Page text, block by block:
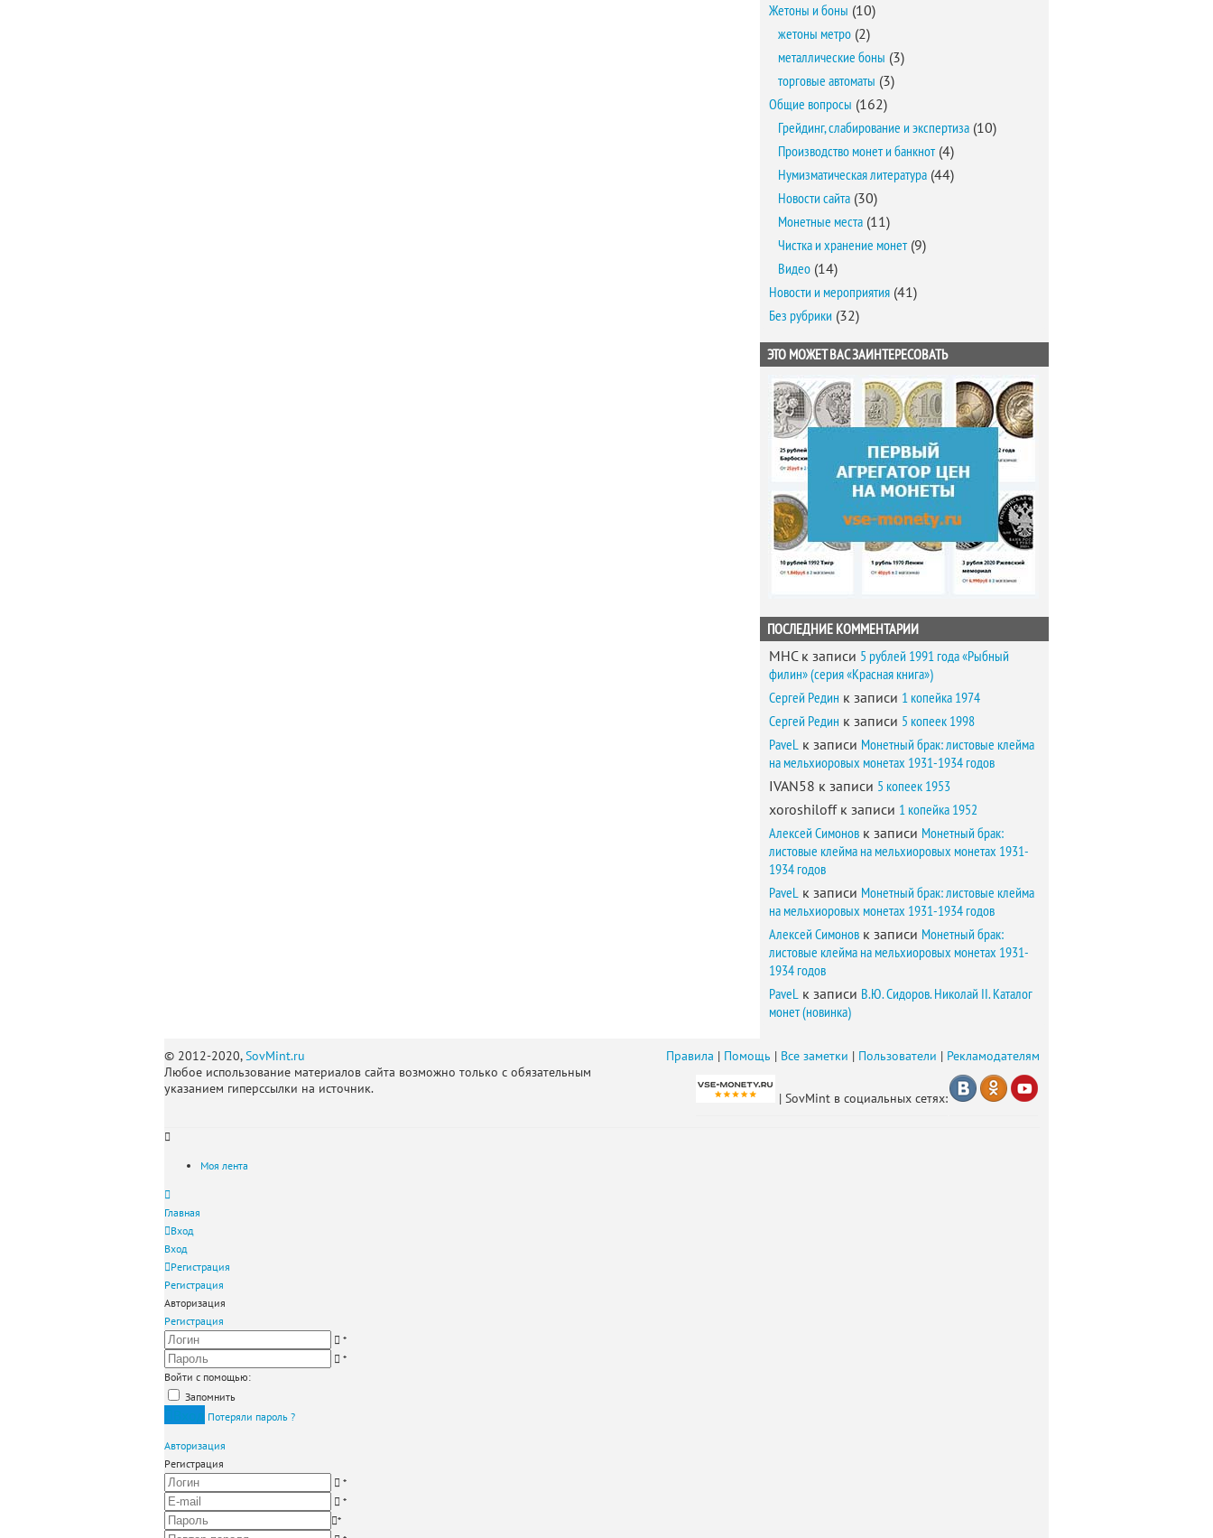
Жетоны и боны (10)
жетоны метро (2)
металлические боны (3)
торговые автоматы (3)
Общие вопросы (162)
Грейдинг, слабирование и экспертиза (10)
Производство монет и банкнот(4)
Нумизматическая литература (44)
Новости сайта (30)
Монетные места (11)
Чистка и хранение монет(9)
Видео (14)
Новости и мероприятия (41)
Без рубрики (32)
ЭТО МОЖЕТ ВАС ЗАИНТЕРЕСОВАТЬ
ПОСЛЕДНИЕ КОММЕНТАРИИ
MHCк записи 5 рублей 1991 года «Рыбный
филин» (серия «Красная книга»)
Сергей Редин к записи 1 копейка 1974
Сергей Редин к записи 5 копеек 1998
PaveL к записи Монетный брак: листовые клейма
на мельхиоровых монетах 1931-1934 годов
IVAN58 к записи 5 копеек 1953
xoroshiloffк записи 1 копейка 1952
Алексей Симонов к записи Монетный брак:
листовые клейма на мельхиоровых монетах 1931-
1934 годов
PaveL к записи Монетный брак: листовые клейма
на мельхиоровых монетах 1931-1934 годов
Алексей Симонов к записи Монетный брак:
листовые клейма на мельхиоровых монетах 1931-
1934 годов
PaveL к записи В.Ю. Сидоров. Николай II. Каталог
монет (новинка)
© 2012-2020,SovMint.ru
Любое использование материалов сайта возможно только с обязательным
указанием гиперссылки на источник.
Правила | Помощь | Все заметки | Пользователи | Рекламодателям
| SovMint в социальных сетях:
Моя лента
Главная
Вход
Вход
Регистрация
Регистрация
Авторизация
Регистрация
*
*
Войти с помощью:
Запомнить
Потеряли пароль ?
Авторизация
Регистрация
*
*
*